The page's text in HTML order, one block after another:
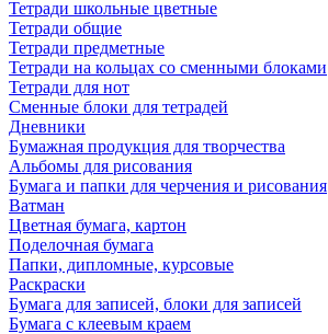
Тетради школьные цветные
Тетради общие
Тетради предметные
Тетради на кольцах со сменными блоками
Тетради для нот
Сменные блоки для тетрадей
Дневники
Бумажная продукция для творчества
Альбомы для рисования
Бумага и папки для черчения и рисования
Ватман
Цветная бумага, картон
Поделочная бумага
Папки, дипломные, курсовые
Раскраски
Бумага для записей, блоки для записей
Бумага с клеевым краем